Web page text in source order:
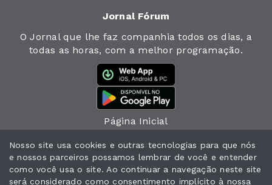
Jornal Fórum
O Jornal que lhe faz companhia todos os dias, a
todas as horas, com a melhor programação.
Página Inicial
Jornal
Notícias
Nosso site usa cookies e outras tecnologias para que nós
e nossos parceiros possamos lembrar de você e entender
como você usa o site. Ao continuar a navegação neste site
será considerado como consentimento implícito à nossa